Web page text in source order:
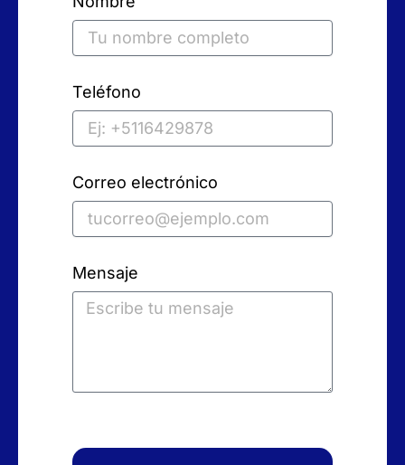
Teléfono
Correo electrónico
Mensaje